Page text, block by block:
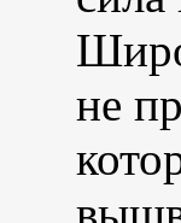
не